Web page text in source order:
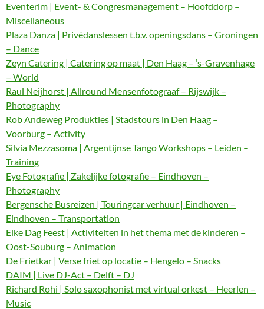
Eventerim | Event- & Congresmanagement – Hoofddorp –
Miscellaneous
Plaza Danza | Privédanslessen t.b.v. openingsdans – Groningen
– Dance
Zeyn Catering | Catering op maat | Den Haag – ‘s-Gravenhage
– World
Raul Neijhorst | Allround Mensenfotograaf – Rijswijk –
Photography
Rob Andeweg Produkties | Stadstours in Den Haag –
Voorburg – Activity
Silvia Mezzasoma | Argentijnse Tango Workshops – Leiden –
Training
Eye Fotografie | Zakelijke fotografie – Eindhoven –
Photography
Bergensche Busreizen | Touringcar verhuur | Eindhoven –
Eindhoven – Transportation
Elke Dag Feest | Activiteiten in het thema met de kinderen –
Oost-Souburg – Animation
De Frietkar | Verse friet op locatie – Hengelo – Snacks
DAIM | Live DJ-Act – Delft – DJ
Richard Rohi | Solo saxophonist met virtual orkest – Heerlen –
Music